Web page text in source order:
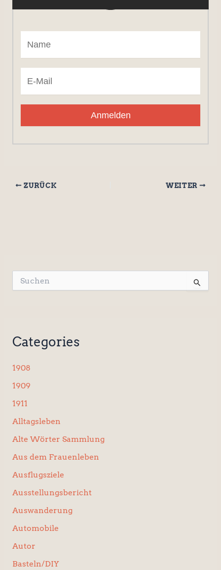
Anmelden
ZURÜCK WEITER
u
n
h
Categories
1908
1909
1911
Alltagsleben
Alte Wörter Sammlung
Aus dem Frauenleben
Ausflugsziele
Ausstellungsbericht
Auswanderung
Automobile
Autor
Basteln/DIY